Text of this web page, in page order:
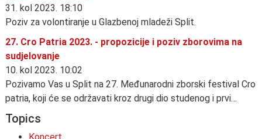
31. kol 2023. 18:10
Poziv za volontiranje u Glazbenoj mladeži Split.
27. Cro Patria 2023. - propozicije i poziv zborovima na
sudjelovanje
10. kol 2023. 10:02
Pozivamo Vas u Split na 27. Međunarodni zborski festival Cro
patria, koji će se održavati kroz drugi dio studenog i prvi…
Topics